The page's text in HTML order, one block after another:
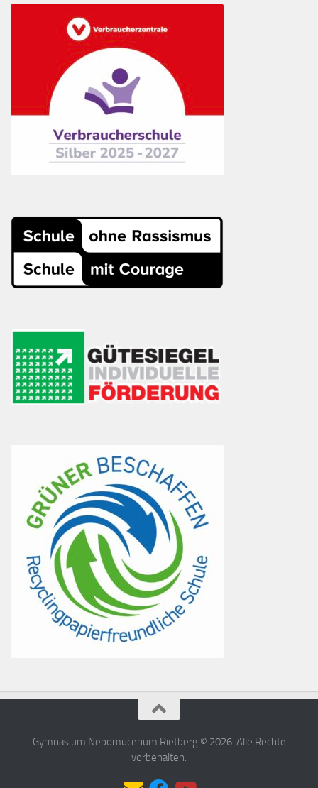
Gymnasium Nepomucenum Rietberg © 2026. Alle Rechte
vorbehalten.